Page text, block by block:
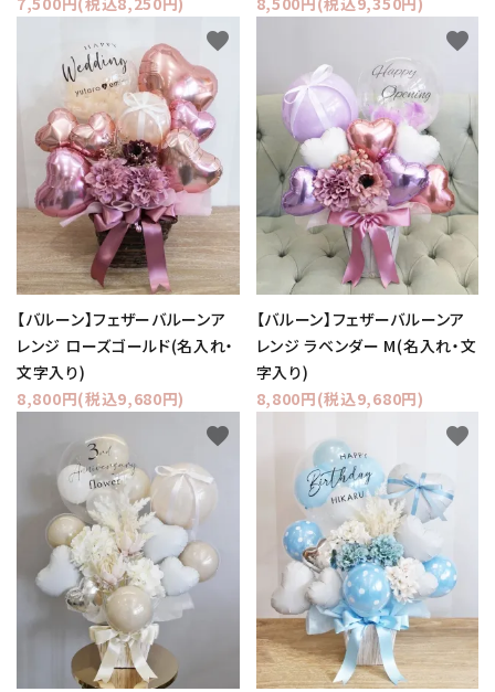
【バルーン】フェザーバルーンア
レンジ ローズゴールド(名入れ・
文字入り)
8,800円(税込9,680円)
favorite
【バルーン】フェザーバルーンア
レンジ ラベンダー M(名入れ・文
字入り)
8,800円(税込9,680円)
favorite
favorite favorite